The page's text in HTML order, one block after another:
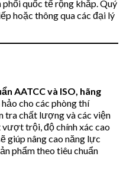
quốc tế rộng khắp. Quý
hoặc thông qua các đại lý
AATCC và ISO, hãng
cho các phòng thí
tra chất lượng và các viện
trội, độ chính xác cao
giúp nâng cao năng lực
phẩm theo tiêu chuẩn